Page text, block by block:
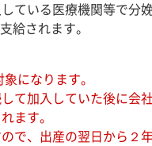
いる医療機関等で分
給されます。
になります。
て加入していた後に会
ます。
で、出産の翌日から２